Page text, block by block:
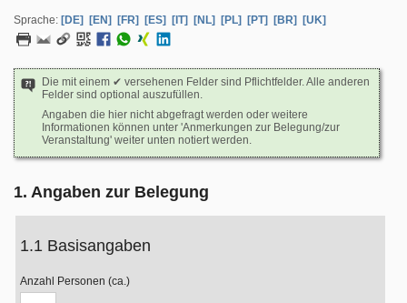
Sprache: [DE] [EN] [FR] [ES] [IT] [NL] [PL] [PT] [BR] [UK]
Die mit einem ✔ versehenen Felder sind Pflichtfelder. Alle anderen
Felder sind optional auszufüllen.
Angaben die hier nicht abgefragt werden oder weitere
Informationen können unter 'Anmerkungen zur Belegung/zur
Veranstaltung' weiter unten notiert werden.
1. Angaben zur Belegung
1.1 Basisangaben
Anzahl Personen (ca.)